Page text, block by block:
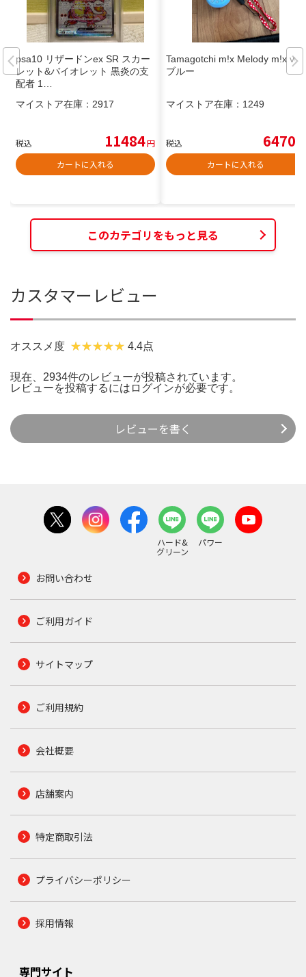
psa10 リザードンex SR スカー
レット&バイオレット 黒炎の支
配者 1…
マイストア在庫： 2917
税込 11484円
カートに入れる
Tamagotchi m!x Melody m!x ver.
ブルー
マイストア在庫： 1249
税込 6470
カートに入れる
このカテゴリをもっと見る
カスタマーレビュー
オススメ度 4.4点
現在、2934件のレビューが投稿されています。
レビューを投稿するには ログインが必要です。
レビューを書く
ハード&
グリーン
パワー
お問い合わせ
ご利用ガイド
サイトマップ
ご利用規約
会社概要
店舗案内
特定商取引法
プライバシーポリシー
採用情報
専門サイト